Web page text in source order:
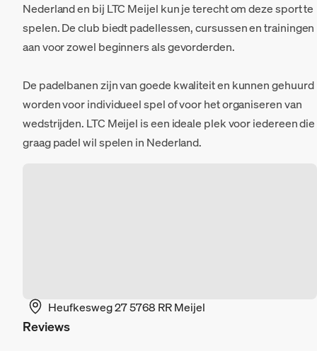
Nederland en bij LTC Meijel kun je terecht om deze sport te
spelen. De club biedt padellessen, cursussen en trainingen
aan voor zowel beginners als gevorderden.
De padelbanen zijn van goede kwaliteit en kunnen gehuurd
worden voor individueel spel of voor het organiseren van
wedstrijden. LTC Meijel is een ideale plek voor iedereen die
graag padel wil spelen in Nederland.
Heufkesweg 27 5768 RR Meijel
Reviews